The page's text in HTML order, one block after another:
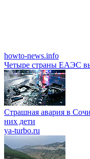
howto-news.info
Четыре страны ЕАЭС
Страшная авария в
них дети
ya-turbo.ru